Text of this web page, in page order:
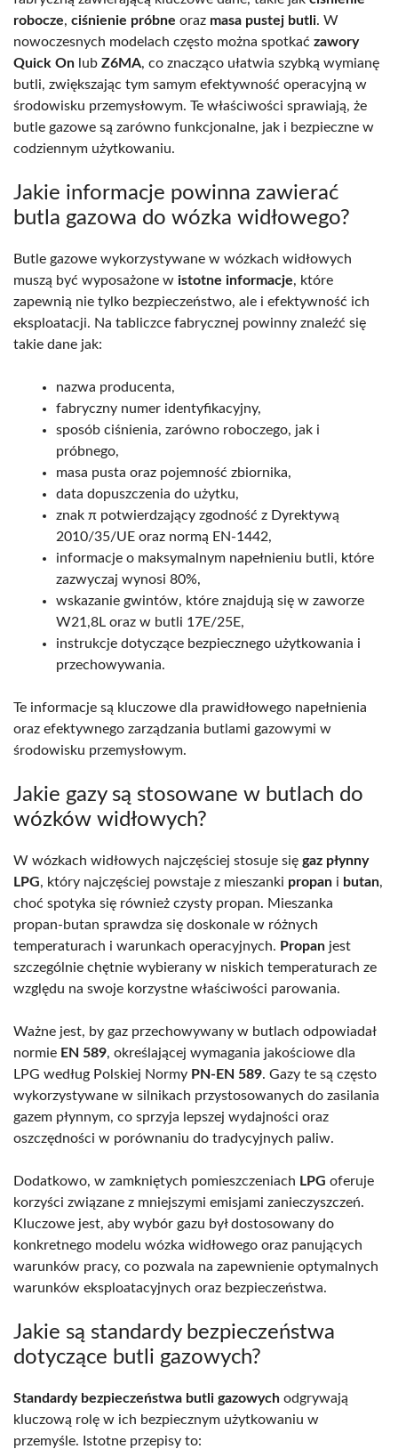
robocze, ciśnienie próbne oraz masa pustej butli. W
nowoczesnych modelach często można spotkać zawory
Quick On lub Z6MA, co znacząco ułatwia szybką wymianę
butli, zwiększając tym samym efektywność operacyjną w
środowisku przemysłowym. Te właściwości sprawiają, że
butle gazowe są zarówno funkcjonalne, jak i bezpieczne w
codziennym użytkowaniu.
Jakie informacje powinna zawierać
butla gazowa do wózka widłowego?
Butle gazowe wykorzystywane w wózkach widłowych
muszą być wyposażone w istotne informacje, które
zapewnią nie tylko bezpieczeństwo, ale i efektywność ich
eksploatacji. Na tabliczce fabrycznej powinny znaleźć się
takie dane jak:
nazwa producenta,
fabryczny numer identyfikacyjny,
sposób ciśnienia, zarówno roboczego, jak i
próbnego,
masa pusta oraz pojemność zbiornika,
data dopuszczenia do użytku,
znak π potwierdzający zgodność z Dyrektywą
2010/35/UE oraz normą EN-1442,
informacje o maksymalnym napełnieniu butli, które
zazwyczaj wynosi 80%,
wskazanie gwintów, które znajdują się w zaworze
W21,8L oraz w butli 17E/25E,
instrukcje dotyczące bezpiecznego użytkowania i
przechowywania.
Te informacje są kluczowe dla prawidłowego napełnienia
oraz efektywnego zarządzania butlami gazowymi w
środowisku przemysłowym.
Jakie gazy są stosowane w butlach do
wózków widłowych?
W wózkach widłowych najczęściej stosuje się gaz płynny
LPG, który najczęściej powstaje z mieszanki propan i butan,
choć spotyka się również czysty propan. Mieszanka
propan-butan sprawdza się doskonale w różnych
temperaturach i warunkach operacyjnych. Propan jest
szczególnie chętnie wybierany w niskich temperaturach ze
względu na swoje korzystne właściwości parowania.
Ważne jest, by gaz przechowywany w butlach odpowiadał
normie EN 589, określającej wymagania jakościowe dla
LPG według Polskiej Normy PN-EN 589. Gazy te są często
wykorzystywane w silnikach przystosowanych do zasilania
gazem płynnym, co sprzyja lepszej wydajności oraz
oszczędności w porównaniu do tradycyjnych paliw.
Dodatkowo, w zamkniętych pomieszczeniach LPG oferuje
korzyści związane z mniejszymi emisjami zanieczyszczeń.
Kluczowe jest, aby wybór gazu był dostosowany do
konkretnego modelu wózka widłowego oraz panujących
warunków pracy, co pozwala na zapewnienie optymalnych
warunków eksploatacyjnych oraz bezpieczeństwa.
Jakie są standardy bezpieczeństwa
dotyczące butli gazowych?
Standardy bezpieczeństwa butli gazowych odgrywają
kluczową rolę w ich bezpiecznym użytkowaniu w
przemyśle. Istotne przepisy to: